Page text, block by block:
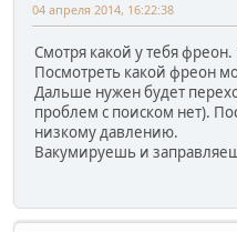
04 апреля 2014, 16:22:38
Смотря какой у тебя
Посмотреть какой фреон
Дальше нужен будет
проблем с поиском нет).
низкому давлению.
Вакумируешь и